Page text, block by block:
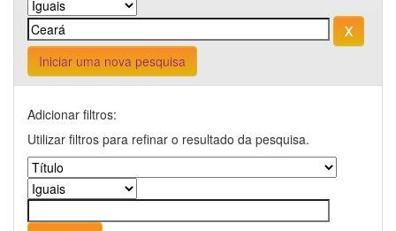
Iniciar uma nova pesquisa
Adicionar filtros:
Utilizar filtros para refinar o resultado da pesquisa.